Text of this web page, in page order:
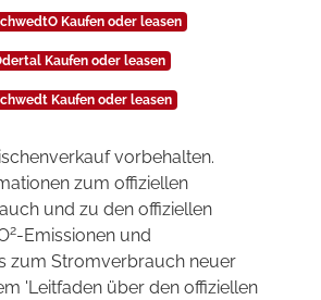
Kaufen oder leasen
Kaufen oder leasen
Kaufen oder leasen
vorbehalten.
zum offiziellen
und zu den offiziellen
2-Emissionen und
zum Stromverbrauch neuer
'Leitfaden über den offiziellen